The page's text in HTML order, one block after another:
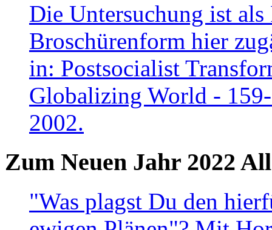
Die Untersuchung ist
Broschürenform hier
in: Postsocialist
Globalizing World -
2002.
Zum Neuen Jahr 2022
"Was plagst Du den